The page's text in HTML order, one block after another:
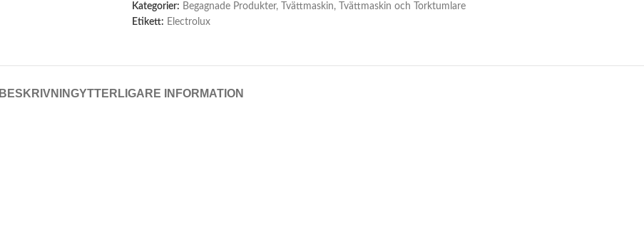
Kategorier: Begagnade Produkter, Tvättmaskin,
Tvättmaskin och Torktumlare
Etikett: Electrolux
BESKRIVNINGYTTERLIGARE INFORMATION